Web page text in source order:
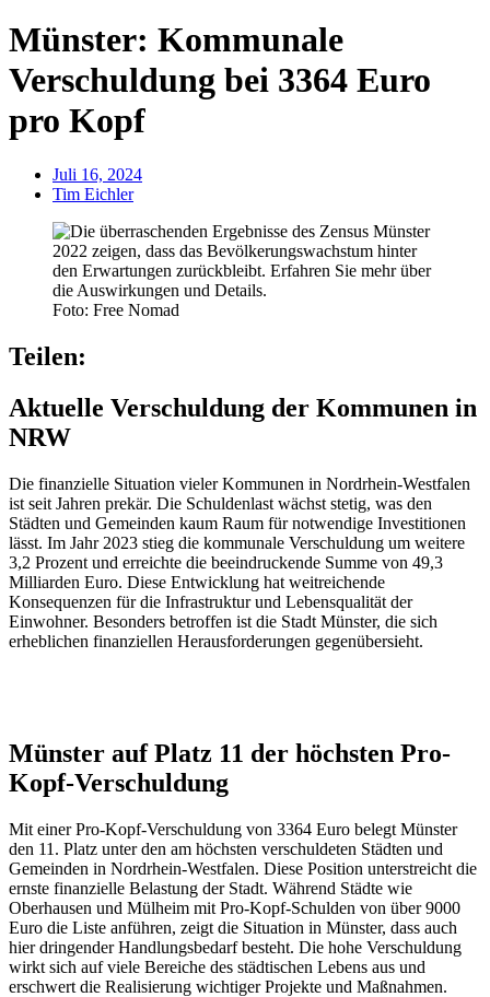
Münster: Kommunale
Verschuldung bei 3364 Euro
pro Kopf
Juli 16, 2024
Tim Eichler
Foto: Free Nomad
Teilen:
Aktuelle Verschuldung der Kommunen in
NRW
Die finanzielle Situation vieler Kommunen in Nordrhein-Westfalen
ist seit Jahren prekär. Die Schuldenlast wächst stetig, was den
Städten und Gemeinden kaum Raum für notwendige Investitionen
lässt. Im Jahr 2023 stieg die kommunale Verschuldung um weitere
3,2 Prozent und erreichte die beeindruckende Summe von 49,3
Milliarden Euro. Diese Entwicklung hat weitreichende
Konsequenzen für die Infrastruktur und Lebensqualität der
Einwohner. Besonders betroffen ist die Stadt Münster, die sich
erheblichen finanziellen Herausforderungen gegenübersieht.
Münster auf Platz 11 der höchsten Pro-
Kopf-Verschuldung
Mit einer Pro-Kopf-Verschuldung von 3364 Euro belegt Münster
den 11. Platz unter den am höchsten verschuldeten Städten und
Gemeinden in Nordrhein-Westfalen. Diese Position unterstreicht die
ernste finanzielle Belastung der Stadt. Während Städte wie
Oberhausen und Mülheim mit Pro-Kopf-Schulden von über 9000
Euro die Liste anführen, zeigt die Situation in Münster, dass auch
hier dringender Handlungsbedarf besteht. Die hohe Verschuldung
wirkt sich auf viele Bereiche des städtischen Lebens aus und
erschwert die Realisierung wichtiger Projekte und Maßnahmen.